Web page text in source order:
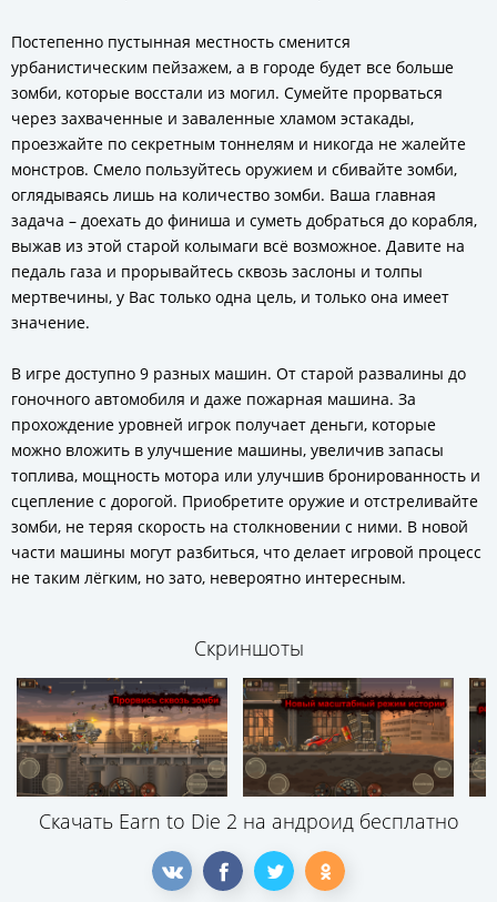
Постепенно пустынная местность сменится
урбанистическим пейзажем, а в городе будет все больше
зомби, которые восстали из могил. Сумейте прорваться
через захваченные и заваленные хламом эстакады,
проезжайте по секретным тоннелям и никогда не жалейте
монстров. Смело пользуйтесь оружием и сбивайте зомби,
оглядываясь лишь на количество зомби. Ваша главная
задача – доехать до финиша и суметь добраться до корабля,
выжав из этой старой колымаги всё возможное. Давите на
педаль газа и прорывайтесь сквозь заслоны и толпы
мертвечины, у Вас только одна цель, и только она имеет
значение.
В игре доступно 9 разных машин. От старой развалины до
гоночного автомобиля и даже пожарная машина. За
прохождение уровней игрок получает деньги, которые
можно вложить в улучшение машины, увеличив запасы
топлива, мощность мотора или улучшив бронированность и
сцепление с дорогой. Приобретите оружие и отстреливайте
зомби, не теряя скорость на столкновении с ними. В новой
части машины могут разбиться, что делает игровой процесс
не таким лёгким, но зато, невероятно интересным.
Скриншоты
Скачать Earn to Die 2 на андроид бесплатно